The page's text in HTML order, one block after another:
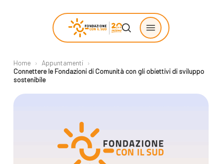
content
search
Menu
Home › Appuntamenti ›
Connettere le Fondazioni di Comunità con gli obiettivi di sviluppo
sostenibile
Chi siamo
La nostra missione
Il nostro modello
Progetti
sostenuti
Progetti